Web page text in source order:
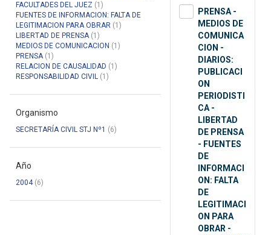
FACULTADES DEL JUEZ (1)
FUENTES DE INFORMACION: FALTA DE
LEGITIMACION PARA OBRAR (1)
LIBERTAD DE PRENSA(1)
MEDIOS DE COMUNICACION (1)
PRENSA(1)
RELACION DE CAUSALIDAD (1)
RESPONSABILIDAD CIVIL (1)
Organismo
SECRETARÍA CIVIL STJ Nº1 (6)
Año
2004(6)
PRENSA -
MEDIOS DE
COMUNICA
CION -
DIARIOS:
PUBLICACI
ON
PERIODISTI
CA -
LIBERTAD
DE PRENSA
- FUENTES
DE
INFORMACI
ON: FALTA
DE
LEGITIMACI
ON PARA
OBRAR -